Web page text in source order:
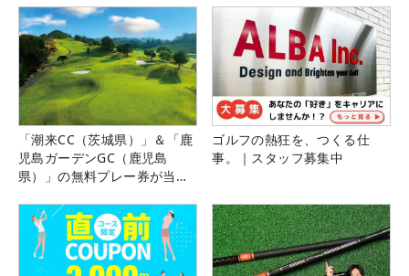
「潮来CC（茨城県）」＆「鹿
児島ガーデンGC（鹿児島
県）」の無料プレー券が当た
ゴルフの熱狂を、つくる仕
事。｜スタッフ募集中